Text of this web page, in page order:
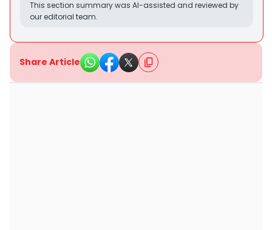
This section summary was AI-assisted and reviewed by
our editorial team.
Share Article